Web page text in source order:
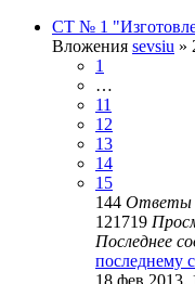
СТ № 1
Вложения sevsiu »
1
…
11
12
13
14
15
144 Ответы
121719
Последнее
последнему
18 фев 2013,